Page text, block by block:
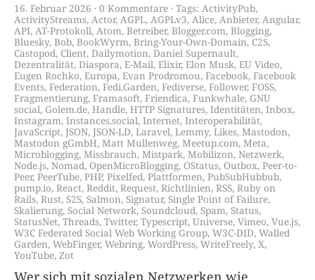
16. Februar 2026 0 Kommentare Tags: ActivityPub,
ActivityStreams, Actor, AGPL, AGPLv3, Alice, Anbieter, Angular,
API, AT-Protokoll, Atom, Betreiber, Blogger.com, Blogging,
Bluesky, Bob, BookWyrm, Bring-Your-Own-Domain, C2S,
Castopod, Client, Dailymotion, Daniel Supernault,
Dezentralität, Diaspora, E-Mail, Elixir, Elon Musk, EU Video,
Eugen Rochko, Europa, Evan Prodromou, Facebook, Facebook
Events, Federation, Fedi.Garden, Fediverse, Follower, FOSS,
Fragmentierung, Framasoft, Friendica, Funkwhale, GNU
social, Golem.de, Handle, HTTP Signatures, Identitäten, Inbox,
Instagram, Instances.social, Internet, Interoperabilität,
JavaScript, JSON, JSON-LD, Laravel, Lemmy, Likes, Mastodon,
Mastodon gGmbH, Matt Mullenweg, Meetup.com, Meta,
Microblogging, Missbrauch, Mistpark, Mobilizon, Netzwerk,
Node.js, Nomad, OpenMicroBlogging, OStatus, Outbox, Peer-to-
Peer, PeerTube, PHP, Pixelfed, Plattformen, PubSubHubbub,
pump.io, React, Reddit, Request, Richtlinien, RSS, Ruby on
Rails, Rust, S2S, Salmon, Signatur, Single Point of Failure,
Skalierung, Social Network, Soundcloud, Spam, Status,
StatusNet,Threads, Twitter, Typescript, Universe, Vimeo, Vue.js,
W3C Federated Social Web Working Group, W3C-DID, Walled
Garden, WebFinger, Webring, WordPress, WriteFreely, X,
YouTube, Zot
Wer sich mit sozialen Netzwerken wie